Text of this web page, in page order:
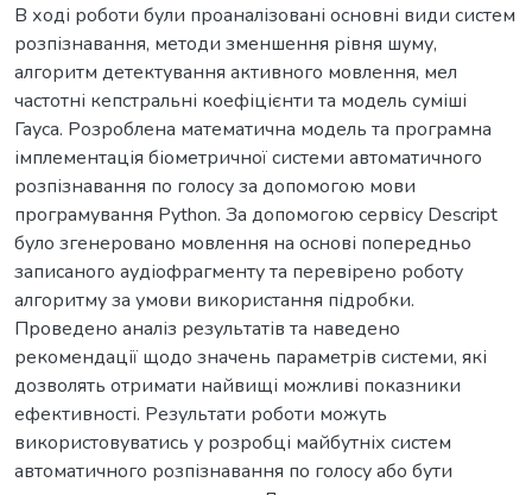
В ході роботи були проаналізовані основні види систем
розпізнавання, методи зменшення рівня шуму,
алгоритм детектування активного мовлення, мел
частотні кепстральні коефіцієнти та модель суміші
Гауса. Розроблена математична модель та програмна
імплементація біометричної системи автоматичного
розпізнавання по голосу за допомогою мови
програмування Python. За допомогою сервісу Descript
було згенеровано мовлення на основі попередньо
записаного аудіофрагменту та перевірено роботу
алгоритму за умови використання підробки.
Проведено аналіз результатів та наведено
рекомендації щодо значень параметрів системи, які
дозволять отримати найвищі можливі показники
ефективності. Результати роботи можуть
використовуватись у розробці майбутніх систем
автоматичного розпізнавання по голосу або бути